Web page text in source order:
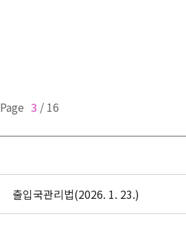
Page 3 / 16
출입국관리법(2026. 1. 23.)